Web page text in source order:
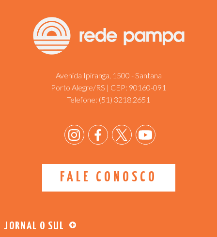
Avenida Ipiranga, 1500 - Santana
Porto Alegre/RS | CEP: 90160-091
Telefone: (51) 3218.2651
FALE CONOSCO
JORNAL O SUL